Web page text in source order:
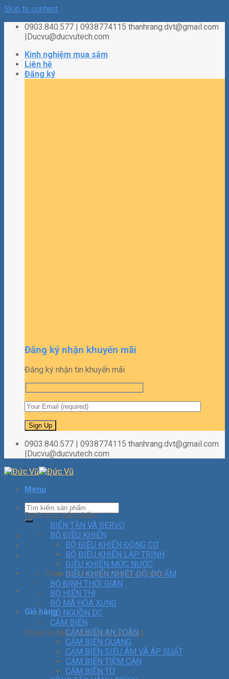
Skip to content
0903.840.577 | 0938774115 thanhrang.dvt@gmail.com
|Ducvu@ducvutech.com
Kinh nghiệm mua sắm
Liên hệ
Đăng ký
Đăng ký nhận khuyến mãi
Đăng ký nhận tin khuyến mãi
0903.840.577 | 0938774115 thanhrang.dvt@gmail.com
|Ducvu@ducvutech.com
Menu
Chưa có sản phẩm trong giỏ hàng.
Giỏ hàng
Chưa có sản phẩm trong giỏ hàng.
Danh mục sản phẩm
BIẾN TẦN VÀ SERVO
BỘ ĐIỀU KHIỂN
BỘ ĐIỀU KHIỂN ĐỘNG CƠ
BỘ ĐIỀU KHIỂN LẬP TRÌNH
ĐIỀU KHIỂN MỨC NƯỚC
ĐIỀU KHIỂN NHIỆT ĐỘ, ĐỘ ẨM
BỘ ĐỊNH THỜI GIAN
BỘ HIỂN THỊ
BỘ MÃ HÓA XUNG
BỘ NGUỒN DC
CẢM BIẾN
CẢM BIẾN AN TOÀN
CẢM BIẾN QUANG
CẢM BIẾN SIÊU ÂM VÀ ÁP SUẤT
CẢM BIẾN TIỆM CẬN
CẢM BIẾN TỪ